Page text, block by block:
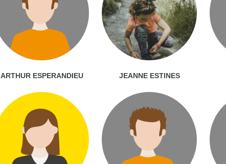
ARTHUR ESPERANDIEU JEANNE ESTINES